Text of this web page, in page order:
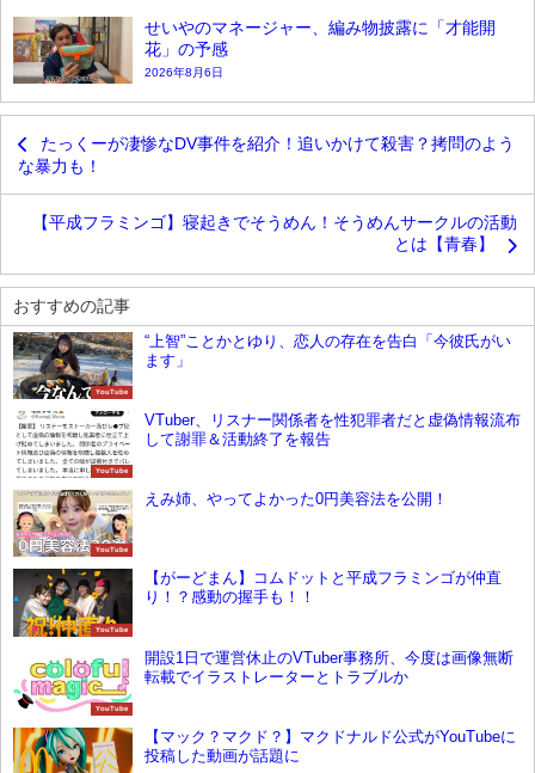
せいやのマネージャー、編み物披露に「才能開
花」の予感
2026年8月6日
たっくーが凄惨なDV事件を紹介！追いかけて殺害？拷問のよう
な暴力も！
【平成フラミンゴ】寝起きでそうめん！そうめんサークルの活動
とは【青春】
おすすめの記事
YouTube
“上智”ことかとゆり、恋人の存在を告白「今彼氏がい
ます」
YouTube
VTuber、リスナー関係者を性犯罪者だと虚偽情報流布
して謝罪＆活動終了を報告
YouTube
えみ姉、やってよかった0円美容法を公開！
YouTube
【がーどまん】コムドットと平成フラミンゴが仲直
り！？感動の握手も！！
YouTube
開設1日で運営休止のVTuber事務所、今度は画像無断
転載でイラストレーターとトラブルか
【マック？マクド？】マクドナルド公式がYouTubeに
投稿した動画が話題に